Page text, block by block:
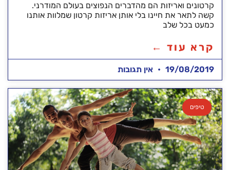
קרטונים ואריזות הם מהדברים הנפוצים בעולם המודרני.
קשה לתאר את חיינו בלי אותן אריזות קרטון שמלוות אותנו
כמעט בכל שלב
קרא עוד ←
19/08/2019 אין תגובות
טיפים